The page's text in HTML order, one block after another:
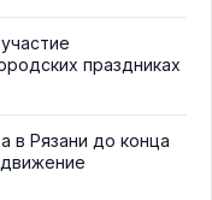
праздниках
в Рязани до конца